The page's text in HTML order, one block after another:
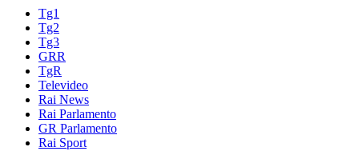
Tg1
Tg2
Tg3
GRR
TgR
Televideo
Rai News
Rai Parlamento
GR Parlamento
Rai Sport